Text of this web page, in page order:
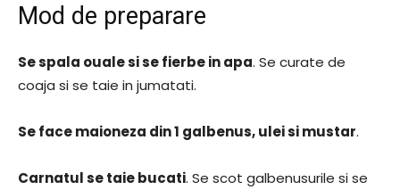
Mod de preparare
Se spala ouale si se fierbe in apa. Se curate de
coaja si se taie in jumatati.
Se face maioneza din 1 galbenus, ulei si mustar.
Carnatul se taie bucati. Se scot galbenusurile si se